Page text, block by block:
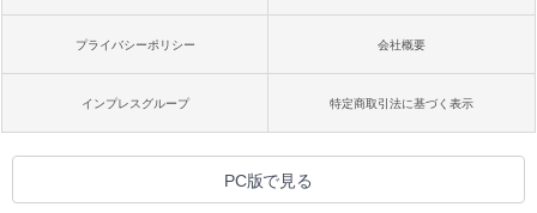
プライバシーポリシー 会社概要
インプレスグループ 特定商取引法に基づく表示
PC版で見る